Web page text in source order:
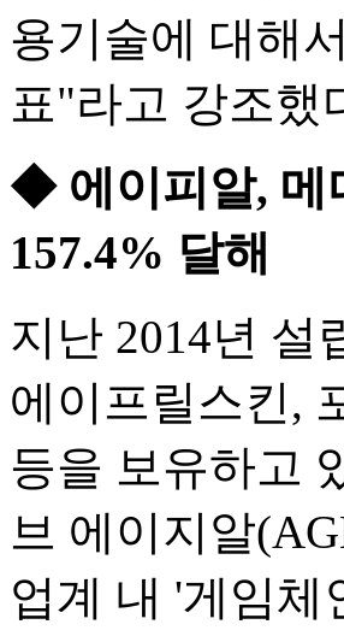
용기술에 대해
표"라고 강조했
◆ 에이피알, 메
157.4% 달해
지난 2014년 설
에이프릴스킨,
등을 보유하고
브 에이지알
업계 내 '게임체